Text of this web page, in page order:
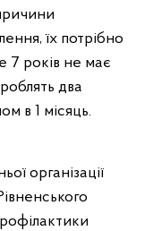
їх потрібно
7 років не має
два
в 1 місяць.
організації